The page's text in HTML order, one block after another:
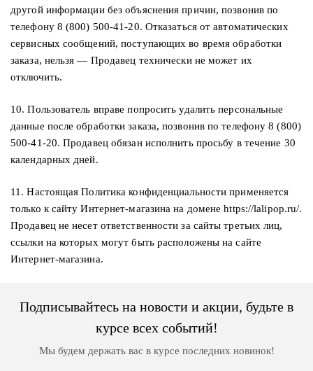
другой информации без объяснения причин, позвонив по
телефону 8 (800) 500-41-20. Отказаться от автоматических
сервисных сообщений, поступающих во время обработки
заказа, нельзя — Продавец технически не может их
отключить.
10. Пользователь вправе попросить удалить персональные
данные после обработки заказа, позвонив по телефону 8 (800)
500-41-20. Продавец обязан исполнить просьбу в течение 30
календарных дней.
11. Настоящая Политика конфиденциальности применяется
только к сайту Интернет-магазина на домене https://lalipop.ru/.
Продавец не несет ответственности за сайты третьих лиц,
ссылки на которых могут быть расположены на сайте
Интернет-магазина.
Подписывайтесь на новости и акции, будьте в
курсе всех событий!
Мы будем держать вас в курсе последних новинок!